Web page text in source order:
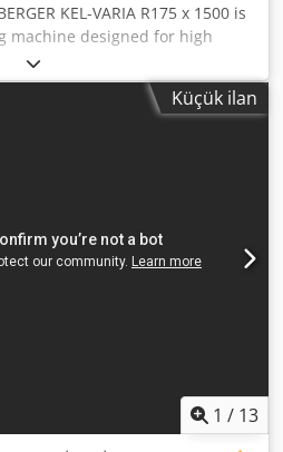
KEL-VARIA R175 x 1500 is
machine designed for high
and reliable operation.
175 mm, centre distance 1500
maximum workpiece weight
mm (bore 203 mm) or
grinding spindle travel max.
Nm; grinding spindle motor 7.5
connection 3×400 V 50 Hz; rapid
approx. 6000 kg; dimensions
coolant/mist extraction,
t Dcedpfoyxn Itsx Ahpek
Küçük ilan
1 / 13